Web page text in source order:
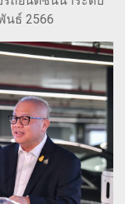
นธ์ 2566